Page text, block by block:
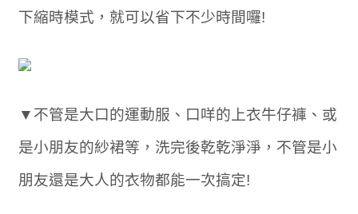
下縮時模式，就可以省下不少時間囉!
▼不管是大口的運動服、口咩的上衣牛仔褲、或
是小朋友的紗裙等，洗完後乾乾淨淨，不管是小
朋友還是大人的衣物都能一次搞定!